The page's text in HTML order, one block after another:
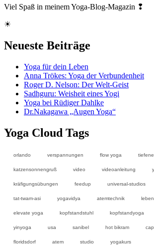
Viel Spaß in meinem Yoga-Blog-Magazin ❢
☀
Neueste Beiträge
Yoga für dein Leben
Anna Trökes: Yoga der Verbundenheit
Roger D. Nelson: Der Welt-Geist
Sadhguru: Weisheit eines Yogi
Yoga bei Rüdiger Dahlke
Dr.Nakagawa „Augen Yoga“
Yoga Cloud Tags
orlando verspannungen flow yoga
katzensonnengruß video videoanleitung
kräfigungsübungen feedup universal-studios
tat-twam-asi yogavidya atemtechnik
elevate yoga kopfstandstuhl kopfstandyoga
yinyoga usa sanibel hot bikram
floridsdorf atem studio yogakurs